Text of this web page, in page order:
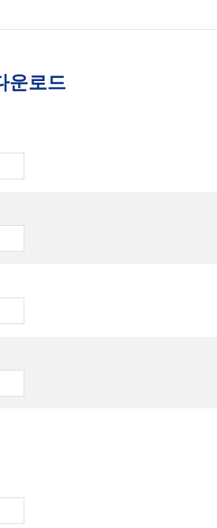
운로드